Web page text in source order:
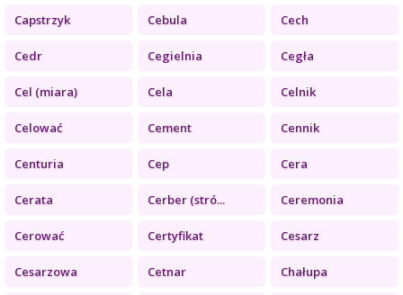
Capstrzyk Cebula Cech
Cedr Cegielnia Cegła
Cel (miara) Cela Celnik
Celować Cement Cennik
Centuria Cep Cera
Cerata Cerber (stró... Ceremonia
Cerować Certyfikat Cesarz
Cesarzowa Cetnar Chałupa